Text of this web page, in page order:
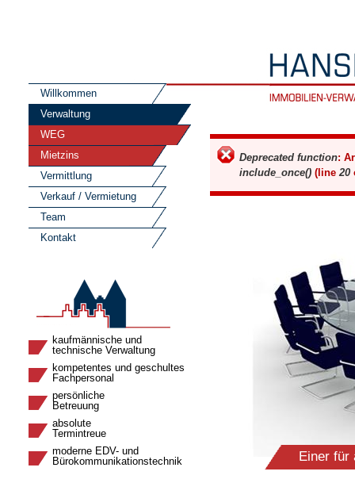
Willkommen
Verwaltung
WEG
Mietzins
Vermittlung
Verkauf / Vermietung
Team
Kontakt
kaufmännische und
technische Verwaltung
kompetentes und geschultes
Fachpersonal
persönliche
Betreuung
absolute
Termintreue
moderne EDV- und
Bürokommunikationstechnik
Fehlermeldung
Deprecated function:
include_once() (line20
Einer für